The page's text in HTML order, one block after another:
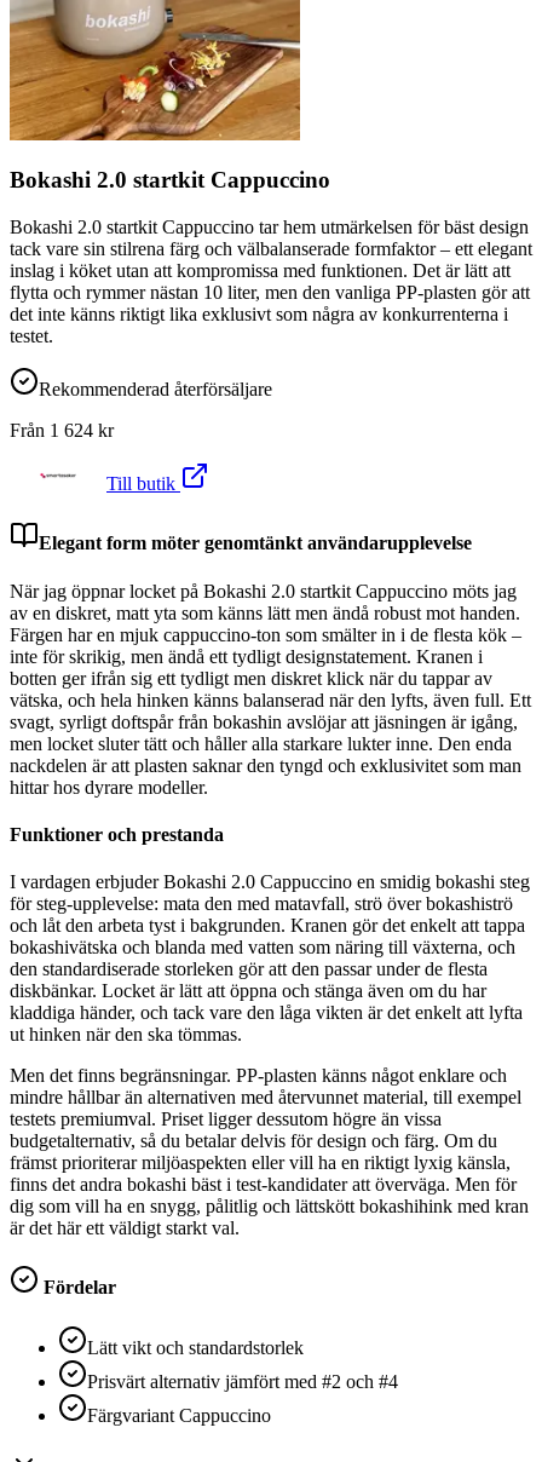
Bokashi 2.0 startkit Cappuccino
Bokashi 2.0 startkit Cappuccino tar hem utmärkelsen för bäst design
tack vare sin stilrena färg och välbalanserade formfaktor – ett elegant
inslag i köket utan att kompromissa med funktionen. Det är lätt att
flytta och rymmer nästan 10 liter, men den vanliga PP-plasten gör att
det inte känns riktigt lika exklusivt som några av konkurrenterna i
testet.
Rekommenderad återförsäljare
Från 1 624 kr
Till butik
Elegant form möter genomtänkt användarupplevelse
När jag öppnar locket på Bokashi 2.0 startkit Cappuccino möts jag
av en diskret, matt yta som känns lätt men ändå robust mot handen.
Färgen har en mjuk cappuccino-ton som smälter in i de flesta kök –
inte för skrikig, men ändå ett tydligt designstatement. Kranen i
botten ger ifrån sig ett tydligt men diskret klick när du tappar av
vätska, och hela hinken känns balanserad när den lyfts, även full. Ett
svagt, syrligt doftspår från bokashin avslöjar att jäsningen är igång,
men locket sluter tätt och håller alla starkare lukter inne. Den enda
nackdelen är att plasten saknar den tyngd och exklusivitet som man
hittar hos dyrare modeller.
Funktioner och prestanda
I vardagen erbjuder Bokashi 2.0 Cappuccino en smidig bokashi steg
för steg-upplevelse: mata den med matavfall, strö över bokashiströ
och låt den arbeta tyst i bakgrunden. Kranen gör det enkelt att tappa
bokashivätska och blanda med vatten som näring till växterna, och
den standardiserade storleken gör att den passar under de flesta
diskbänkar. Locket är lätt att öppna och stänga även om du har
kladdiga händer, och tack vare den låga vikten är det enkelt att lyfta
ut hinken när den ska tömmas.
Men det finns begränsningar. PP-plasten känns något enklare och
mindre hållbar än alternativen med återvunnet material, till exempel
testets premiumval. Priset ligger dessutom högre än vissa
budgetalternativ, så du betalar delvis för design och färg. Om du
främst prioriterar miljöaspekten eller vill ha en riktigt lyxig känsla,
finns det andra bokashi bäst i test-kandidater att överväga. Men för
dig som vill ha en snygg, pålitlig och lättskött bokashihink med kran
är det här ett väldigt starkt val.
Fördelar
Lätt vikt och standardstorlek
Prisvärt alternativ jämfört med #2 och #4
Färgvariant Cappuccino